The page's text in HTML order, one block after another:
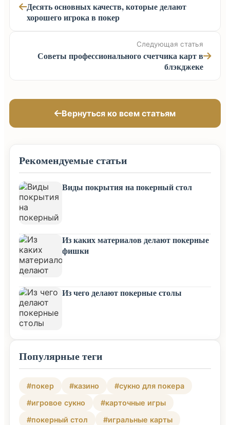
Десять основных качеств, которые делают
хорошего игрока в покер
Следующая статья
Советы профессионального счетчика карт в
блэкджеке
Вернуться ко всем статьям
Рекомендуемые статьи
Виды покрытия на покерный стол
Из каких материалов делают покерные
фишки
Из чего делают покерные столы
Популярные теги
#покер #казино
#сукно для покера
#игровое сукно
#карточные игры
#покерный стол
#игральные карты